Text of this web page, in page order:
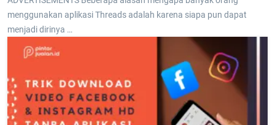
menggunakan aplikasi Threads adalah karena siapa pun dapat
menjadi dirinya …